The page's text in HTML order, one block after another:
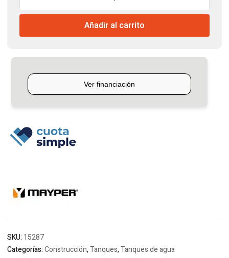
Tricapa
cantidad
Añadir al carrito
SKU: 15287
Categorías:Construcción,Tanques,Tanques de agua